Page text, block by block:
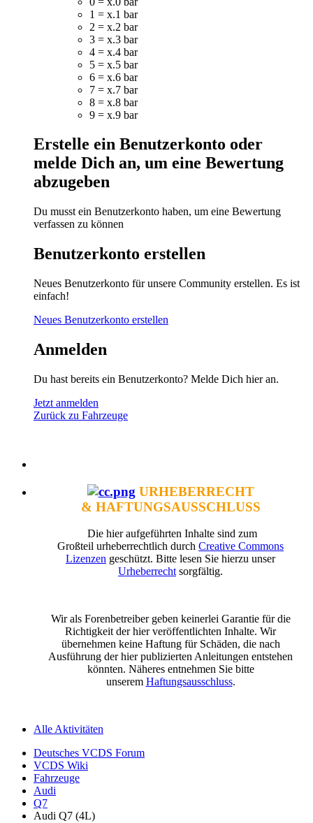
1 = x.1 bar
2 = x.2 bar
3 = x.3 bar
4 = x.4 bar
5 = x.5 bar
6 = x.6 bar
7 = x.7 bar
8 = x.8 bar
9 = x.9 bar
Erstelle ein Benutzerkonto oder
melde Dich an, um eine Bewertung
abzugeben
Du musst ein Benutzerkonto haben, um eine Bewertung
verfassen zu können
Benutzerkonto erstellen
Neues Benutzerkonto für unsere Community erstellen. Es ist
einfach!
Neues Benutzerkonto erstellen
Anmelden
Du hast bereits ein Benutzerkonto? Melde Dich hier an.
Jetzt anmelden
Zurück zu Fahrzeuge
URHEBERRECHT
& HAFTUNGSAUSSCHLUSS
Die hier aufgeführten Inhalte sind zum
Großteil urheberrechtlich durch Creative Commons
Lizenzen geschützt. Bitte lesen Sie hierzu unser
Urheberrechtsorgfältig.
Wir als Forenbetreiber geben keinerlei Garantie für die
Richtigkeit der hier veröffentlichten Inhalte. Wir
übernehmen keine Haftung für Schäden, die nach
Ausführung der hier publizierten Anleitungen entstehen
könnten. Näheres entnehmen Sie bitte
unserem Haftungsausschluss.
Alle Aktivitäten
Deutsches VCDS Forum
VCDS Wiki
Fahrzeuge
Audi
Q7
Audi Q7 (4L)